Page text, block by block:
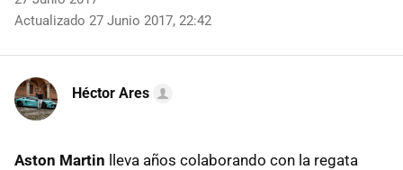
Actualizado 27 Junio 2017, 22:42
Héctor Ares
Aston Martin lleva años colaborando con la regata